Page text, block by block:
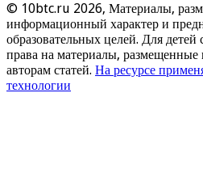
© 10btc.ru 2026, Материалы,
информационный характер и
образовательных целей. Для
права на материалы, размещенные
авторам статей. На ресурсе
технологии